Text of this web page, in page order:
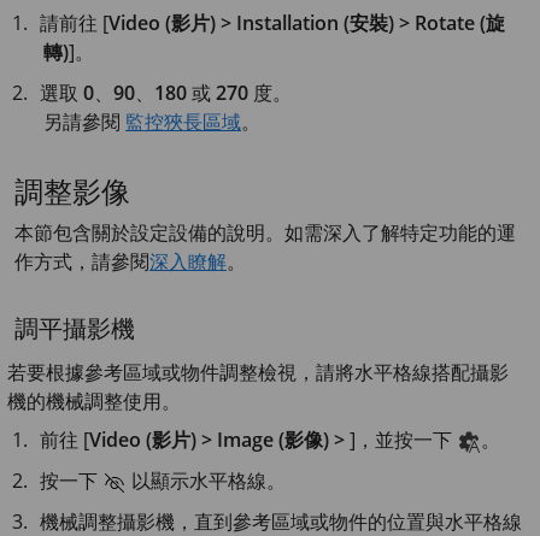
請前往 [Video (影片) > Installation (安裝) > Rotate (旋
轉)]。
選取0、90、 180或270 度。
另請參閱 監控狹長區域。
調整影像
本節包含關於設定設備的說明。如需深入了解特定功能的運
作方式，請參閱深入瞭解。
調平攝影機
若要根據參考區域或物件調整檢視，請將水平格線搭配攝影
機的機械調整使用。
前往 [Video (影片) > Image (影像) >]，並按一下
。
按一下
以顯示水平格線。
機械調整攝影機，直到參考區域或物件的位置與水平格線